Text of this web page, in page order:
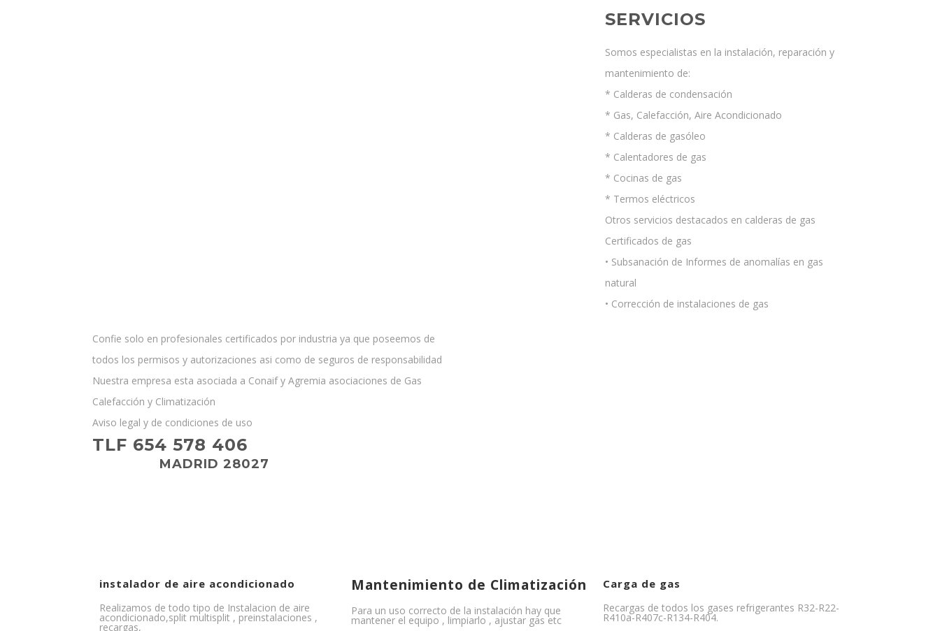
SERVICIOS
Somos especialistas en la instalación, reparación y
mantenimiento de:
* Calderas de condensación
* Gas, Calefacción, Aire Acondicionado
* Calderas de gasóleo
* Calentadores de gas
* Cocinas de gas
* Termos eléctricos
Otros servicios destacados en calderas de gas
Certificados de gas
• Subsanación de Informes de anomalías en gas
natural
• Corrección de instalaciones de gas
Confie solo en profesionales certificados por industria ya que poseemos de
todos los permisos y autorizaciones asi como de seguros de responsabilidad
Nuestra empresa esta asociada a Conaif y Agremia asociaciones de Gas
Calefacción y Climatización
Aviso legal y de condiciones de uso
TLF 654 578 406
MADRID 28027
instalador de aire acondicionado
Realizamos de todo tipo de Instalacion de aire
acondicionado,split multisplit , preinstalaciones ,
recargas,
Mantenimiento de Climatización
Para un uso correcto de la instalación hay que
mantener el equipo , limpiarlo , ajustar gas etc
Carga de gas
Recargas de todos los gases refrigerantes R32-R22-
R410a-R407c-R134-R404.